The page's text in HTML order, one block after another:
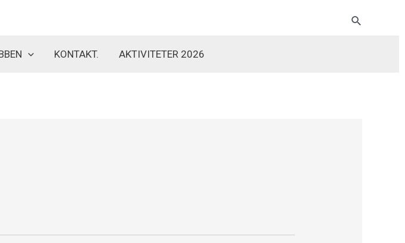
Søg
KONTAKT. AKTIVITETER 2026